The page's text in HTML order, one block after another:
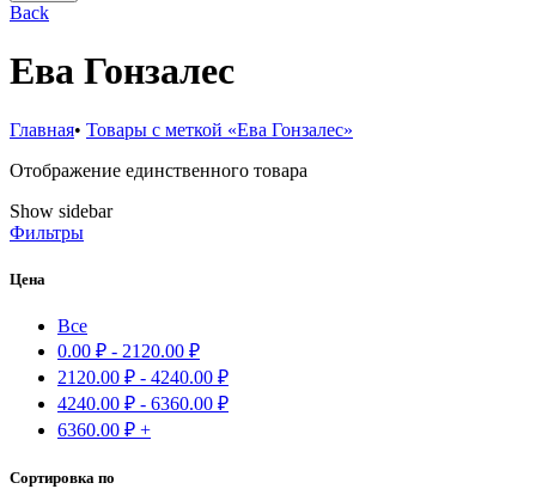
Back
Ева Гонзалес
Главная• Товары с меткой «Ева Гонзалес»
Отображение единственного товара
Show sidebar
Фильтры
Цена
Все
0.00 ₽ - 2120.00 ₽
2120.00 ₽ - 4240.00 ₽
4240.00 ₽ - 6360.00 ₽
6360.00 ₽ +
Сортировка по